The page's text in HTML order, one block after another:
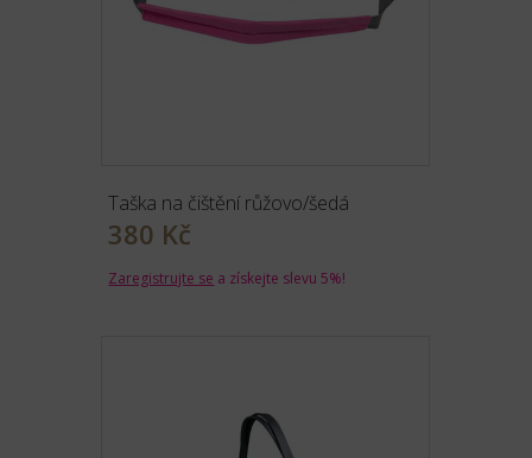
Taška na čištění růžovo/šedá
380 Kč
Zaregistrujte se a získejte slevu 5%!